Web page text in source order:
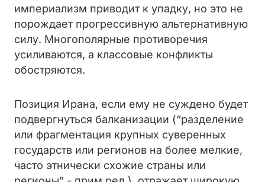
империализм приводит к упадку, но это не
порождает прогрессивную альтернативную
силу. Многополярные противоречия
усиливаются, а классовые конфликты
обостряются.
Позиция Ирана, если ему не суждено будет
подвергнуться балканизации (“разделение
или фрагментация крупных суверенных
государств или регионов на более мелкие,
часто этнически схожие страны или